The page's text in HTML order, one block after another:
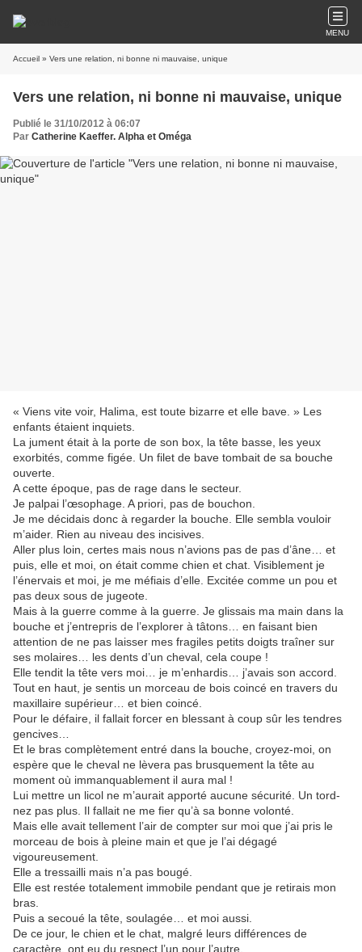
MENU
Accueil » Vers une relation, ni bonne ni mauvaise, unique
Vers une relation, ni bonne ni mauvaise, unique
Publié le 31/10/2012 à 06:07
Par Catherine Kaeffer. Alpha et Oméga
« Viens vite voir, Halima, est toute bizarre et elle bave. » Les
enfants étaient inquiets.
La jument était à la porte de son box, la tête basse, les yeux
exorbités, comme figée. Un filet de bave tombait de sa bouche
ouverte.
A cette époque, pas de rage dans le secteur.
Je palpai l’œsophage. A priori, pas de bouchon.
Je me décidais donc à regarder la bouche. Elle sembla vouloir
m’aider. Rien au niveau des incisives.
Aller plus loin, certes mais nous n’avions pas de pas d’âne… et
puis, elle et moi, on était comme chien et chat. Visiblement je
l’énervais et moi, je me méfiais d’elle. Excitée comme un pou et
pas deux sous de jugeote.
Mais à la guerre comme à la guerre. Je glissais ma main dans la
bouche et j’entrepris de l’explorer à tâtons… en faisant bien
attention de ne pas laisser mes fragiles petits doigts traîner sur
ses molaires… les dents d’un cheval, cela coupe !
Elle tendit la tête vers moi… je m’enhardis… j’avais son accord.
Tout en haut, je sentis un morceau de bois coincé en travers du
maxillaire supérieur… et bien coincé.
Pour le défaire, il fallait forcer en blessant à coup sûr les tendres
gencives…
Et le bras complètement entré dans la bouche, croyez-moi, on
espère que le cheval ne lèvera pas brusquement la tête au
moment où immanquablement il aura mal !
Lui mettre un licol ne m’aurait apporté aucune sécurité. Un tord-
nez pas plus. Il fallait ne me fier qu’à sa bonne volonté.
Mais elle avait tellement l’air de compter sur moi que j’ai pris le
morceau de bois à pleine main et que je l’ai dégagé
vigoureusement.
Elle a tressailli mais n’a pas bougé.
Elle est restée totalement immobile pendant que je retirais mon
bras.
Puis a secoué la tête, soulagée… et moi aussi.
De ce jour, le chien et le chat, malgré leurs différences de
caractère, ont eu du respect l’un pour l’autre.